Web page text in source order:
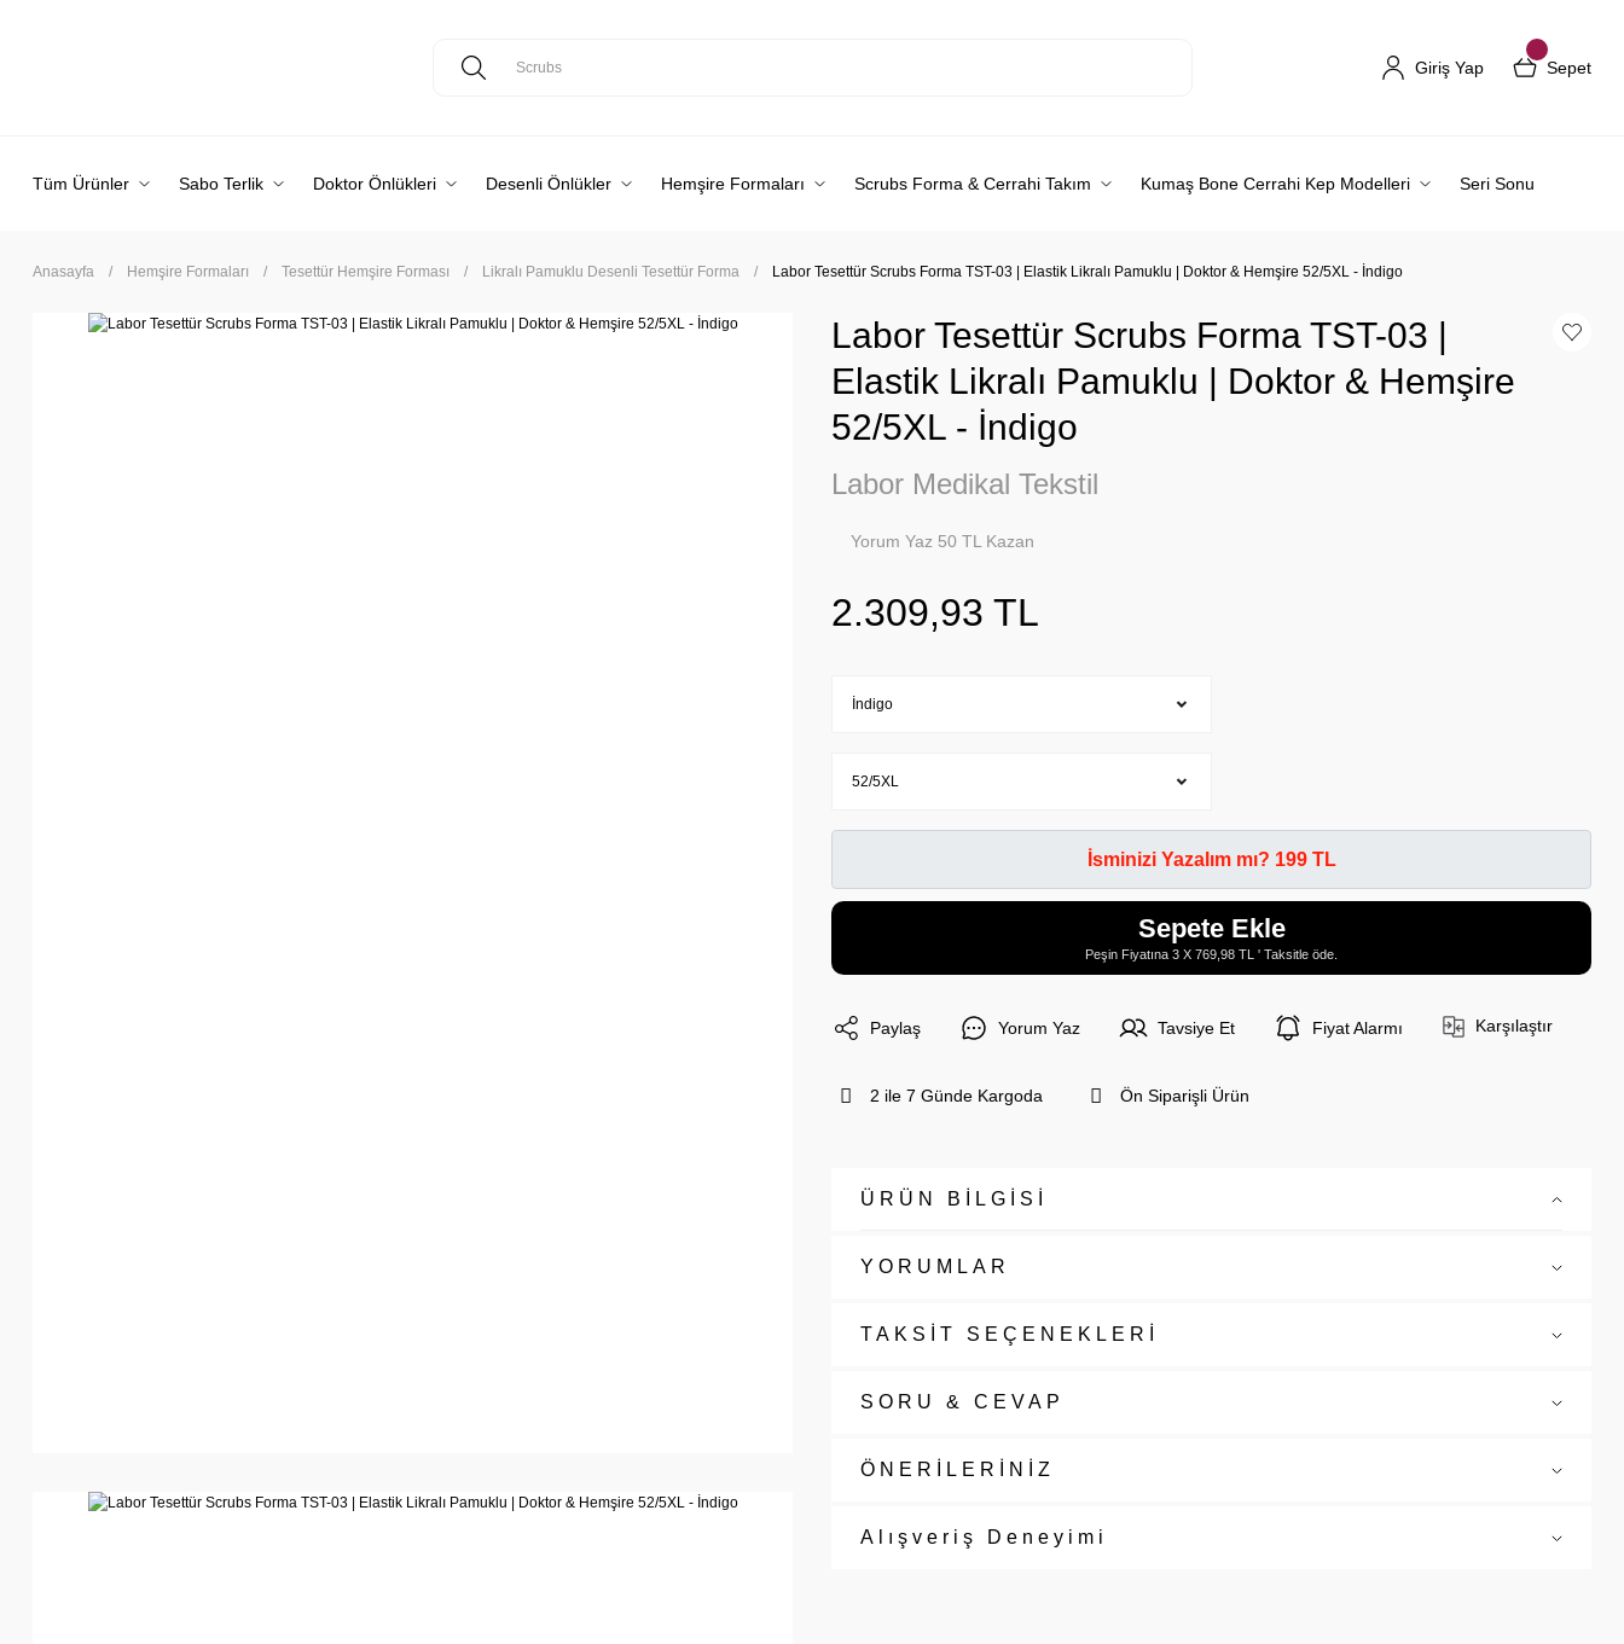
Giriş Yap Sepet
Tüm Ürünler Sabo Terlik Doktor Önlükleri Desenli Önlükler Hemşire Formaları Scrubs Forma & Cerrahi Takım Kumaş Bone Cerrahi Kep Modelleri Seri Sonu
Anasayfa Hemşire Formaları Tesettür Hemşire Forması Likralı Pamuklu Desenli Tesettür Forma Labor Tesettür Scrubs Forma TST-03 | Elastik Likralı Pamuklu | Doktor & Hemşire 52/5XL - İndigo
Labor Tesettür Scrubs Forma TST-03 |
Elastik Likralı Pamuklu | Doktor & Hemşire
52/5XL - İndigo
Labor Medikal Tekstil
Yorum Yaz 50 TL Kazan
2.309,93 TL
İsminizi Yazalım mı? 199 TL
Sepete Ekle
Peşin Fiyatına 3 X 769,98 TL ' Taksitle öde.
Paylaş Yorum Yaz Tavsiye Et Fiyat Alarmı Karşılaştır
2 ile 7 Günde Kargoda Ön Siparişli Ürün
ÜRÜN BİLGİSİ
YORUMLAR
TAKSİT SEÇENEKLERİ
SORU & CEVAP
ÖNERİLERİNİZ
Alışveriş Deneyimi